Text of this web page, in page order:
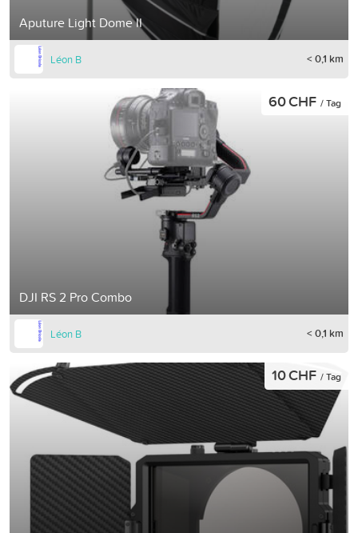
Aputure Light Dome II
Léon B < 0,1 km
DJI RS 2 Pro Combo
60 CHF / Tag
Léon B < 0,1 km
10 CHF / Tag